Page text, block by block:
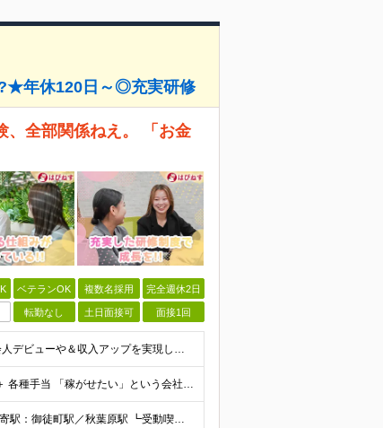
年休120日～◎充実研修
、全部関係ねえ。 「お金
ベテランOK 複数名採用 完全週休2日
転勤なし 土日面接可 面接1回
＼面接1回／【未経験歓迎／学歴不問／家賃補助あり】 社会人デビューや＆収入アップを実現したい方 人柄を重視した採用を行っています。 書類選考は厳格ではなく、面接は基本1回！スピーディに選考を進めてい
【月給】 月給30万円～ ＋ 業界最高水準のインセンティブ ＋ 各種手当 「稼がせたい」という会社の想いから、還元率は粗利の10～28％に設定。 頑張りがそのまま月収に直結する、嘘のない給与体系です
【東京本社】 〒101-0021 東京都千代田区外神田5-2-3 ┗最寄駅：御徒町駅／秋葉原駅 ┗受動喫煙対策：屋内禁煙 ■その他：神奈川県、埼玉県、千葉県や全国への出張もあり ※転居を伴う転勤は